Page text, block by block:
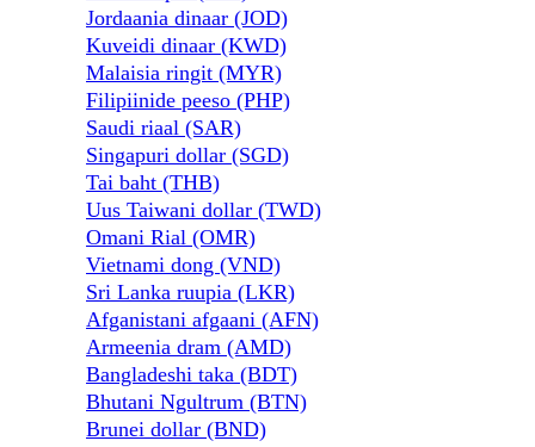
Jordaania dinaar (JOD)
Kuveidi dinaar (KWD)
Malaisia ​​ringit (MYR)
Filipiinide peeso (PHP)
Saudi riaal (SAR)
Singapuri dollar (SGD)
Tai baht (THB)
Uus Taiwani dollar (TWD)
Omani Rial (OMR)
Vietnami dong (VND)
Sri Lanka ruupia (LKR)
Afganistani afgaani (AFN)
Armeenia dram (AMD)
Bangladeshi taka (BDT)
Bhutani Ngultrum (BTN)
Brunei dollar (BND)